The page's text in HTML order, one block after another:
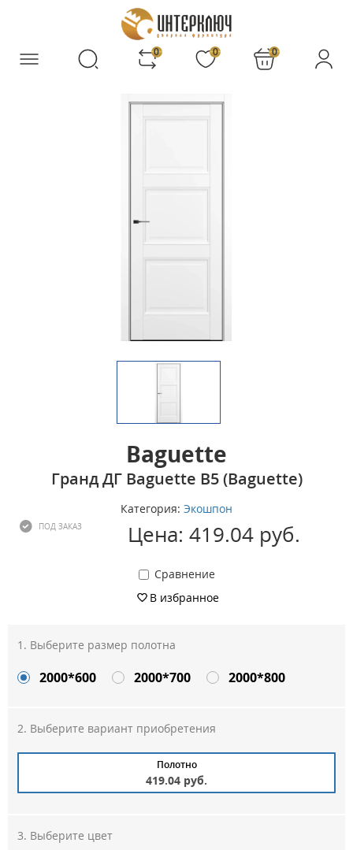
0 0 0
Baguette
Гранд ДГ Baguette B5 (Baguette)
Категория: Экошпон
ПОД ЗАКАЗ Цена: 419.04 руб.
Сравнение
В избранное
Выберите размер полотна
2000*600 2000*700 2000*800
Выберите вариант приобретения
Полотно
419.04 руб.
Выберите цвет